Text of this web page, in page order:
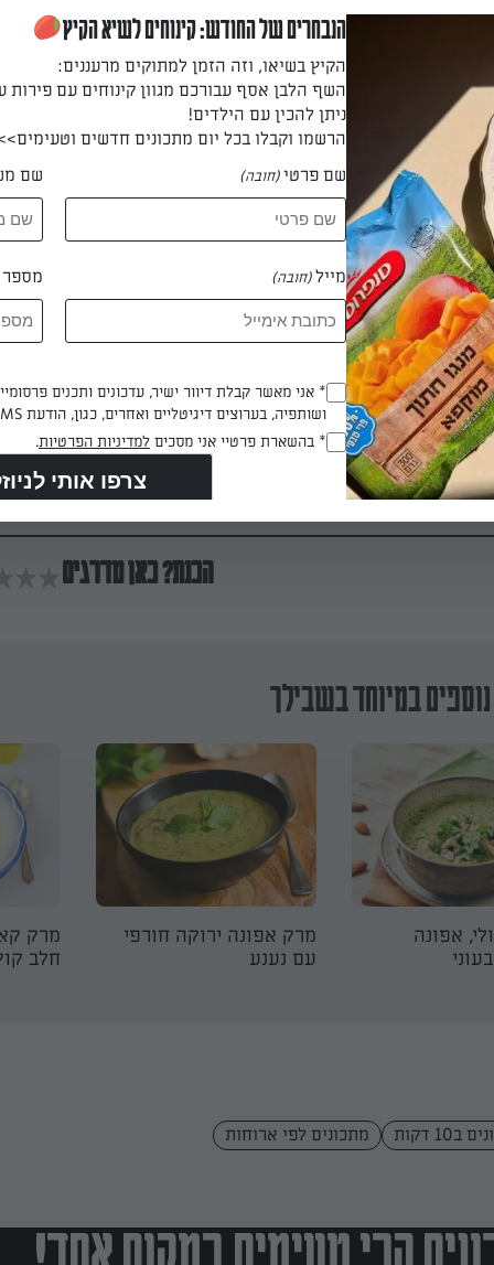
ומטגנים את הבצל עד שיזהיב. מוסיפים את החמאה, קוביות
קלות. מכסים במים ומביאים לרתיחה. מוסיפים אבקת מרק, פלפל,
מחזירים לאש על להבה נמוכה ומוסיפים את השמנת.
מעל מעט שמנת ועירית קצוצה/שומשום קלוי.
הכנת? כאן מדרגים
במיוחד בשבילך
אפונה
מרק אפונה ירוקה חורפי
עם נענע
מרק
חלב
ב10 דקות מתכונים לפי ארוחות
הנבחרים של החודש: קינוחים לשיא הקיץ
הקיץ בשיאו, וזה הזמן למתוקים מרעננים:
השף הלבן אסף עבורכם מגוון קינוחים עם פירות
ניתן להכין עם הילדים!
הרשמו וקבלו בכל יום מתכונים חדשים
שם פרטי(חובה) שם
מייל(חובה) מספר
Opt_In
(חובה)
* אני מאשר קבלת דיוור ישיר, עדכונים ותכנים
ושותפיה, בערוצים דיגיטליים ואחרים, כגון, הודעת SMS וואטסאפ, מייל
RegulationsApproved
* בהשארת פרטיי אני מסכים למדיניות הפרטיות.